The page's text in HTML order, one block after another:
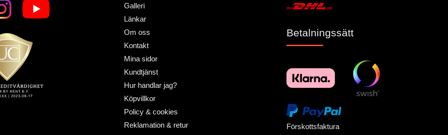
Galleri
Länkar
Om oss
Kontakt
Mina sidor
Kundtjänst
Hur handlar jag?
Köpvillkor
Policy & cookies
Reklamation & retur
Betalningssätt
Förskottsfaktura